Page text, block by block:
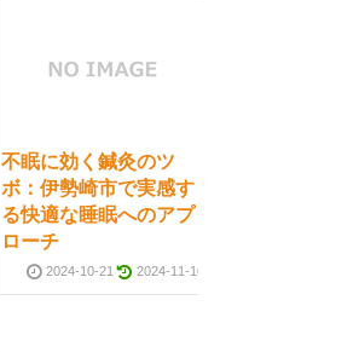
不眠に効く鍼灸のツ
ボ：伊勢崎市で実感す
る快適な睡眠へのアプ
ローチ
2024-10-21 2024-11-10